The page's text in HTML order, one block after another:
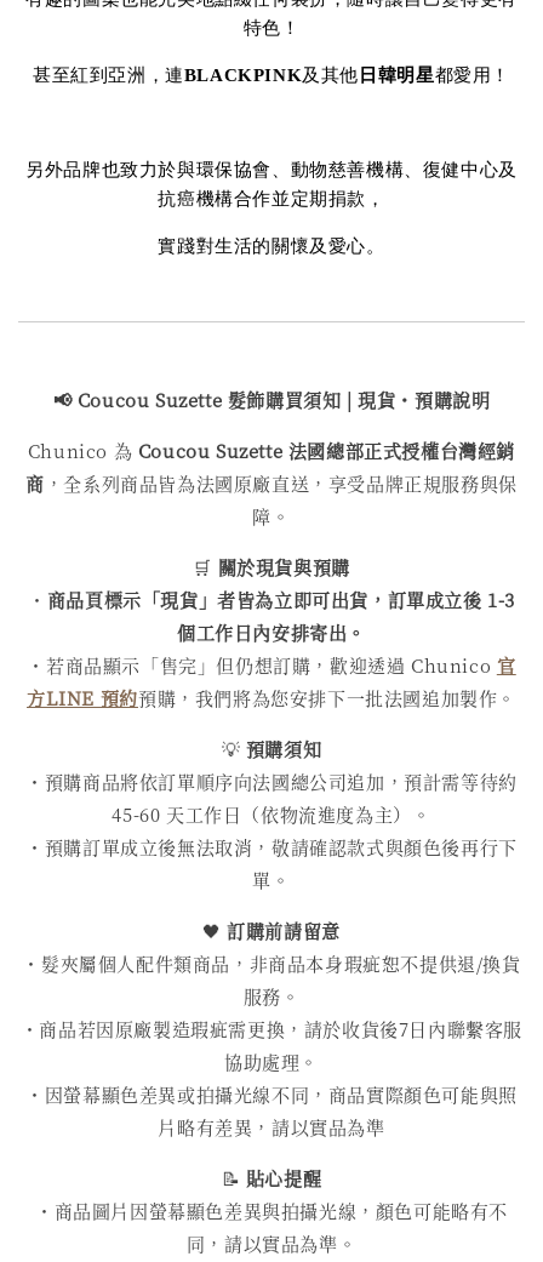
特色！
甚至紅到亞洲，連BLACKPINK及其他 日韓明星都愛用！
另外品牌也致力於與環保協會、動物慈善機構、復健中心及
抗癌機構合作並定期捐款，
實踐對生活的關懷及愛心。
📢 Coucou Suzette 髮飾購買須知 | 現貨・預購說明
Chunico 為 Coucou Suzette 法國總部正式授權台灣經銷
商 ，全系列商品皆為法國原廠直送，享受品牌正規服務與保
障。
🛒 關於現貨與預購
・ 商品頁標示「現貨」者皆為立即可出貨，訂單成立後 1-3
個工作日內安排寄出。
・若商品顯示「售完」但仍想訂購，歡迎透過 Chunico 官
方LINE 預約預購，我們將為您安排下一批法國追加製作。
💡 預購須知
・預購商品將依訂單順序向法國總公司追加，預計需等待約
45-60 天工作日（依物流進度為主）。
・預購訂單成立後無法取消，敬請確認款式與顏色後再行下
單。
🖤訂購前請留意
・髮夾屬個人配件類商品，非商品本身瑕疵恕不提供退/換貨
服務。
・商品若因原廠製造瑕疵需更換，請於收貨後7日內聯繫客服
協助處理。
・因螢幕顯色差異或拍攝光線不同，商品實際顏色可能與照
片略有差異，請以實品為準
📝 貼心提醒
・商品圖片因螢幕顯色差異與拍攝光線，顏色可能略有不
同，請以實品為準。